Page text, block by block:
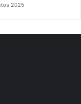
2025